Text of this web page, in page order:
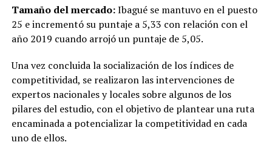
Tamaño del mercado:Ibagué se mantuvo en el puesto
25 e incrementó su puntaje a 5,33 con relación con el
año 2019 cuando arrojó un puntaje de 5,05.
Una vez concluida la socialización de los índices de
competitividad, se realizaron las intervenciones de
expertos nacionales y locales sobre algunos de los
pilares del estudio, con el objetivo de plantear una ruta
encaminada a potencializar la competitividad en cada
uno de ellos.